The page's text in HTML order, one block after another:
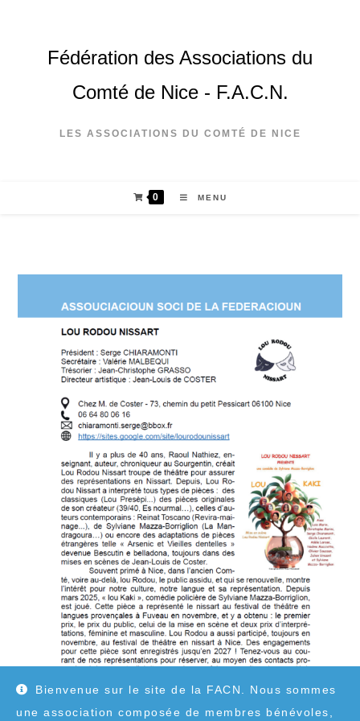
Bienvenue sur le site de la FACN. Nous sommes
une association composée de membres bénévoles,
Fédération des Associations du
Comté de Nice - F.A.C.N.
LES ASSOCIATIONS DU COMTÉ DE NICE
0 MENU